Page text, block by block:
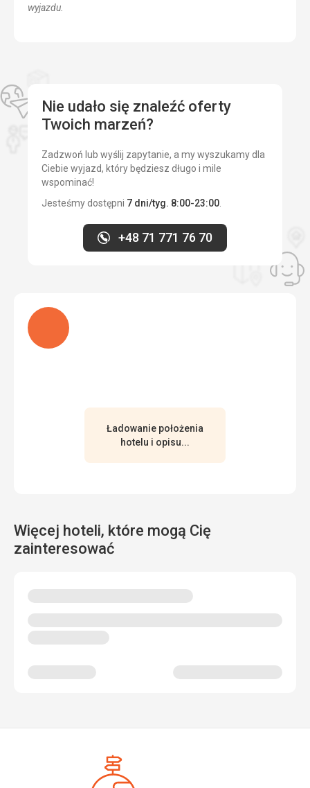
wyjazdu.
Nie udało się znaleźć oferty
Twoich marzeń?
Zadzwoń lub wyślij zapytanie, a my wyszukamy dla
Ciebie wyjazd, który będziesz długo i mile
wspominać!
Jesteśmy dostępni 7 dni/tyg. 8:00-23:00
+48 71 771 76 70
Ładuję
Ładowanie położenia
hotelu i opisu...
Więcej hoteli, które mogą Cię
zainteresować